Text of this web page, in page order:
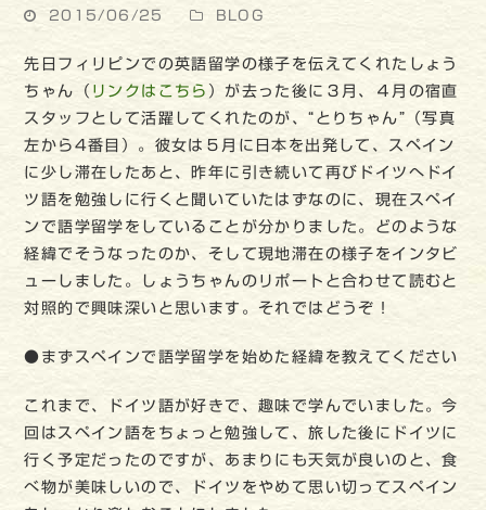
2015/06/25 BLOG
先日フィリピンでの英語留学の様子を伝えてくれたしょう
ちゃん（ リンクはこちら ）が去った後に３月、４月の宿直
スタッフとして活躍してくれたのが、“とりちゃん”（写真
左から4番目）。彼女は５月に日本を出発して、スペイン
に少し滞在したあと、昨年に引き続いて再びドイツへドイ
ツ語を勉強しに行くと聞いていたはずなのに、現在スペイ
ンで語学留学をしていることが分かりました。どのような
経緯でそうなったのか、そして現地滞在の様子をインタビ
ューしました。しょうちゃんのリポートと合わせて読むと
対照的で興味深いと思います。それではどうぞ！
●まずスペインで語学留学を始めた経緯を教えてください
これまで、ドイツ語が好きで、趣味で学んでいました。今
回はスペイン語をちょっと勉強して、旅した後にドイツに
行く予定だったのですが、あまりにも天気が良いのと、食
べ物が美味しいので、ドイツをやめて思い切ってスペイン